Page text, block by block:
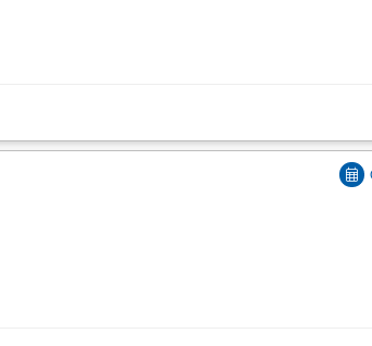
Dbanie o wysoką jakość obsługi. Monitorowanie